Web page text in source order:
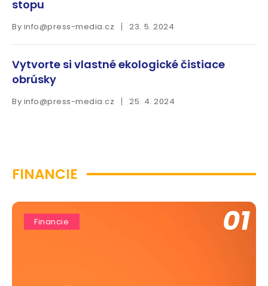
stopu
By info@press-media.cz 23. 5. 2024
Vytvorte si vlastné ekologické čistiace
obrúsky
By info@press-media.cz 25. 4. 2024
FINANCIE
Financie 01